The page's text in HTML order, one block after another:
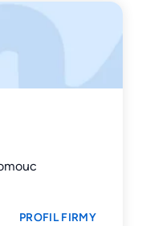
PROFIL FIRMY